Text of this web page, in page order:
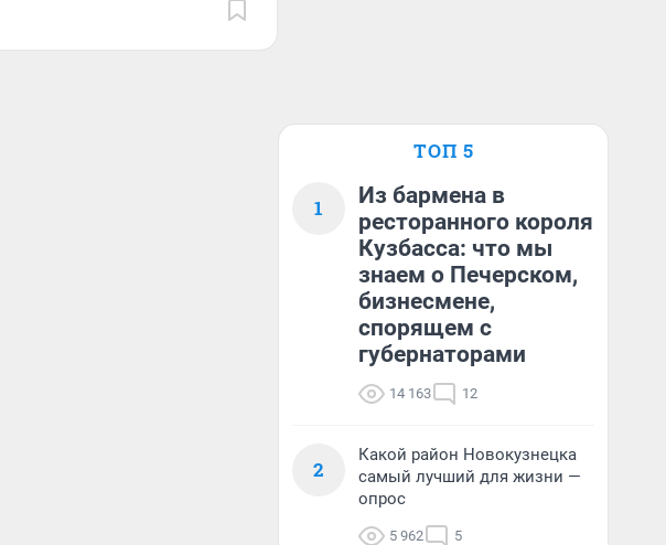
ТОП 5
1
Из бармена в
ресторанного короля
Кузбасса: что мы
знаем о Печерском,
бизнесмене,
спорящем с
губернаторами
14 163 12
2
Какой район Новокузнецка
самый лучший для жизни —
опрос
5 962 5